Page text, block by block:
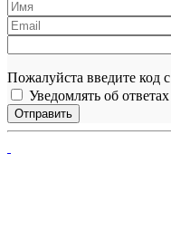
Пожалуйста введите код
Уведомлять об